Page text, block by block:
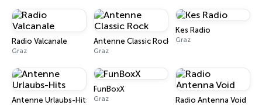
Radio Valcanale
Graz
Antenne Classic Rock
Graz
Kes Radio
Graz
Antenne Urlaubs-Hits
FunBoxX
Graz Radio Antenna Void